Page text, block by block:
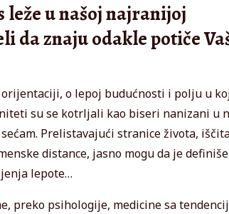
leže u našoj najranijoj
da znaju odakle potiče
o lepoj budućnosti i polju u
su se kotrljali kao biseri nanizani u
Prelistavajući stranice života,
distance, jasno mogu da je
lepote…
preko psihologije, medicine sa